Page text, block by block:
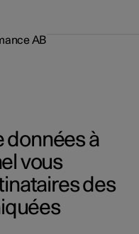
AB
données à
vous
des